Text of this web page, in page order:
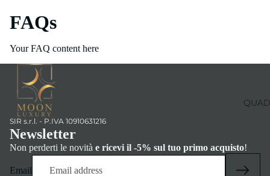
FAQs
Your FAQ content here
SIR s.r.l. - P.IVA 10910631216
Newsletter
Non perderti le novità e ricevi il -5% sul tuo primo acquisto!
Email